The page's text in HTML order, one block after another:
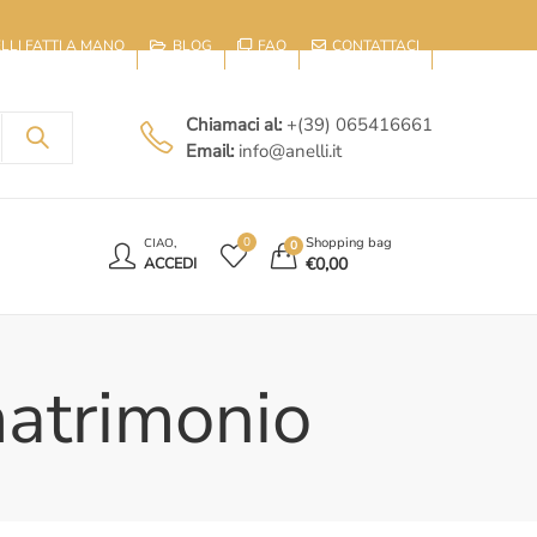
FATTI A MANO BLOG FAQ CONTATTACI
Chiamaci al: +(39) 065416661
Email: info@anelli.it
CIAO,
ACCEDI
0 0 Shopping bag
€0,00